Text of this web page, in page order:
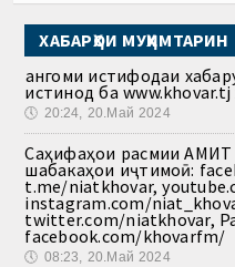
ХАБАРҲОИ МУҲИМТАРИН
Ҳангоми истифодаи
истинод ба
🕔 20:24, 20.Май 2024
Саҳифаҳои расмии АМИТ
шабакаҳои иҷтимоӣ:
t.me/niatkhovar,
instagram.com/
twitter.com/niatkhovar,
facebook.com/khovarfm/
🕔 08:23, 20.Май 2024